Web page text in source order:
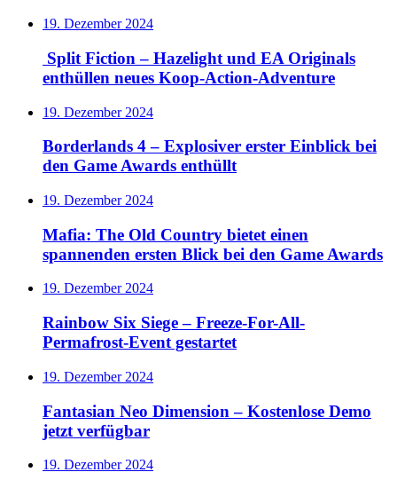
19. Dezember 2024
Split Fiction – Hazelight und EA Originals
enthüllen neues Koop-Action-Adventure
19. Dezember 2024
Borderlands 4 – Explosiver erster Einblick bei
den Game Awards enthüllt
19. Dezember 2024
Mafia: The Old Country bietet einen
spannenden ersten Blick bei den Game Awards
19. Dezember 2024
Rainbow Six Siege – Freeze-For-All-
Permafrost-Event gestartet
19. Dezember 2024
Fantasian Neo Dimension – Kostenlose Demo
jetzt verfügbar
19. Dezember 2024